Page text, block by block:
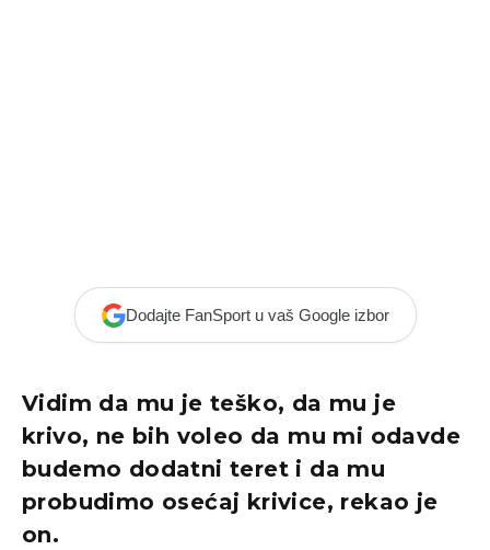
Dodajte FanSport u vaš Google izbor
Vidim da mu je teško, da mu je
krivo, ne bih voleo da mu mi odavde
budemo dodatni teret i da mu
probudimo osećaj krivice, rekao je
on.